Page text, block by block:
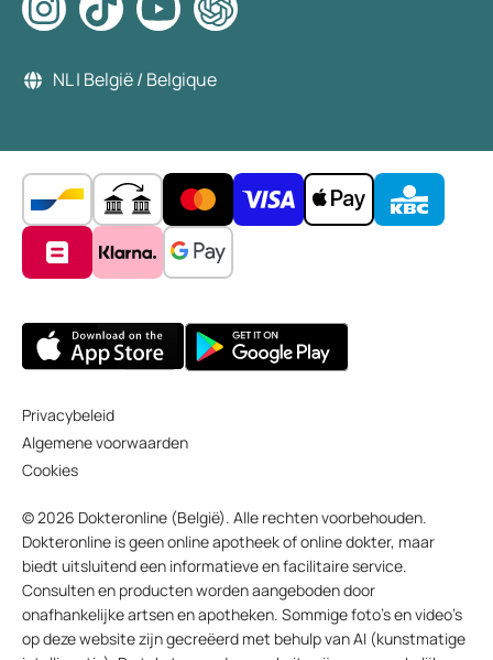
NL | België / Belgique
Privacybeleid
Algemene voorwaarden
Cookies
© 2026 Dokteronline (België). Alle rechten voorbehouden.
Dokteronline is geen online apotheek of online dokter, maar
biedt uitsluitend een informatieve en facilitaire service.
Consulten en producten worden aangeboden door
onafhankelijke artsen en apotheken. Sommige foto’s en video’s
op deze website zijn gecreëerd met behulp van AI (kunstmatige